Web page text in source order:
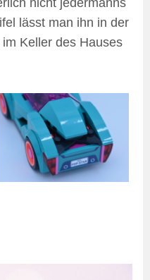
lässt man ihn in der
Keller des Hauses